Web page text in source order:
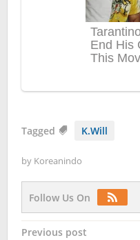
Tagged K.Will
by Koreanindo
Follow Us On
Post
Previous post